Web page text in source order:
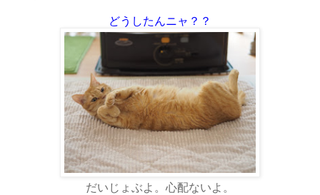
どうしたんニャ？？
だいじょぶよ。心配ないよ。